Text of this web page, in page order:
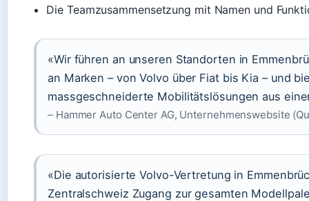
Die Teamzusammensetzung mit Namen und
«Wir führen an unseren Standorten in
an Marken – von Volvo über Fiat bis Kia – und
massgeschneiderte Mobilitätslösungen aus
– Hammer Auto Center AG, Unternehmenswebsite
«Die autorisierte Volvo-Vertretung in
Zentralschweiz Zugang zur gesamten